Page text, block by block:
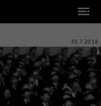
30.7.2018